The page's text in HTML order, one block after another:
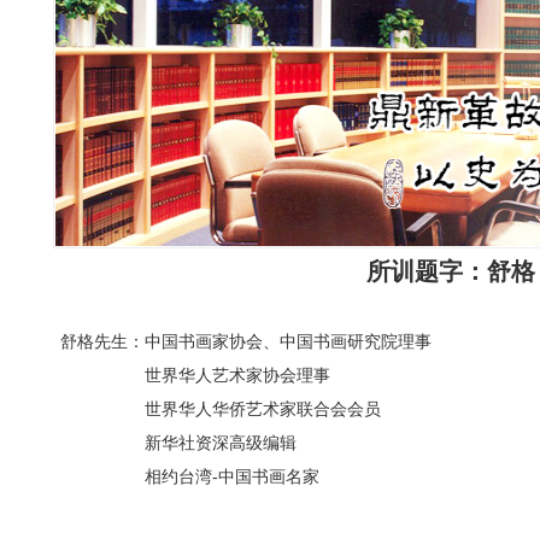
所训题字：舒格
舒格先生：中国书画家协会、中国书画研究院理事
世界华人艺术家协会理事
世界华人华侨艺术家联合会会员
新华社资深高级编辑
相约台湾-中国书画名家